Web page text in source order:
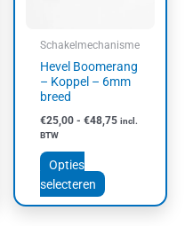
Schakelmechanisme
Hevel Boomerang
– Koppel – 6mm
breed
€25,00 - €48,75 incl.
BTW
Opties
selecteren
worden
de